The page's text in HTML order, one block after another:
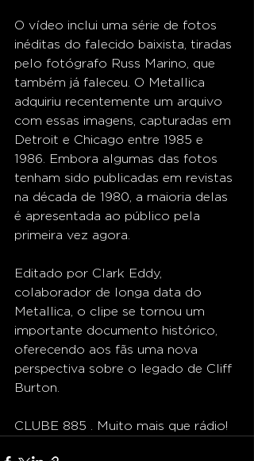
O vídeo inclui uma série de fotos
inéditas do falecido baixista, tiradas
pelo fotógrafo Russ Marino, que
também já faleceu. O Metallica
adquiriu recentemente um arquivo
com essas imagens, capturadas em
Detroit e Chicago entre 1985 e
1986. Embora algumas das fotos
tenham sido publicadas em revistas
na década de 1980, a maioria delas
é apresentada ao público pela
primeira vez agora.
Editado por Clark Eddy,
colaborador de longa data do
Metallica, o clipe se tornou um
importante documento histórico,
oferecendo aos fãs uma nova
perspectiva sobre o legado de Cliff
Burton.
CLUBE 885 . Muito mais que rádio!